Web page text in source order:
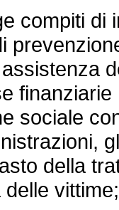
di
sociale
della
vittime;